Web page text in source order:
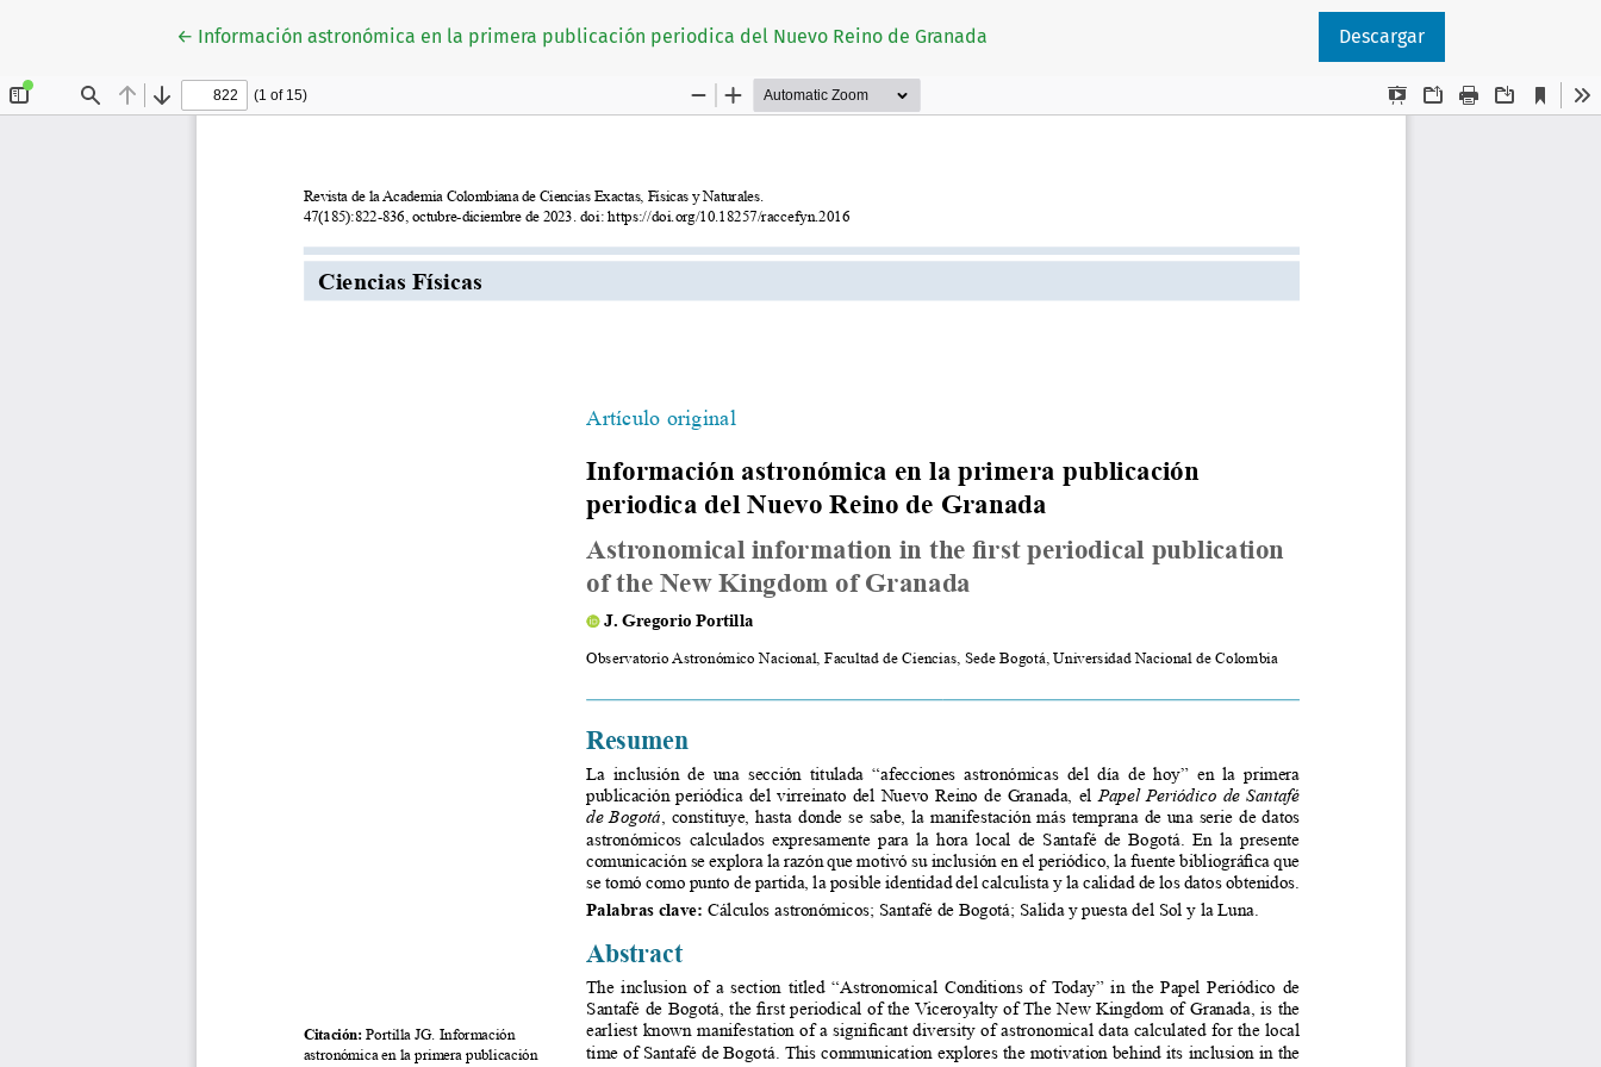
← Volver a los detalles del artículo
Información astronómica en la primera publicación periodica del Nuevo Reino de Granada Descargar